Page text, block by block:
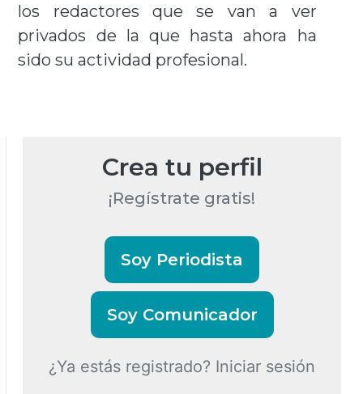
los redactores que se van a ver
privados de la que hasta ahora ha
sido su actividad profesional.
Crea tu perfil
¡Regístrate gratis!
Soy Periodista
Soy Comunicador
¿Ya estás registrado? Iniciar sesión